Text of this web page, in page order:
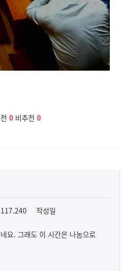
0 비추천 0
작성일
요. 그래도 이 시간은 나눔으로